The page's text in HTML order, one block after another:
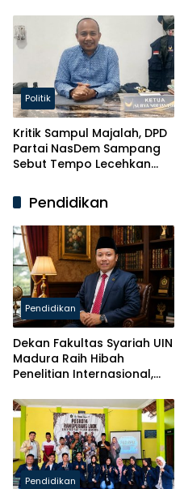
Politik
Kritik Sampul Majalah, DPD
Partai NasDem Sampang
Sebut Tempo Lecehkan
Pendidikan
Pendidikan
Dekan Fakultas Syariah UIN
Madura Raih Hibah
Penelitian Internasional,
Kancah Global
Pendidikan